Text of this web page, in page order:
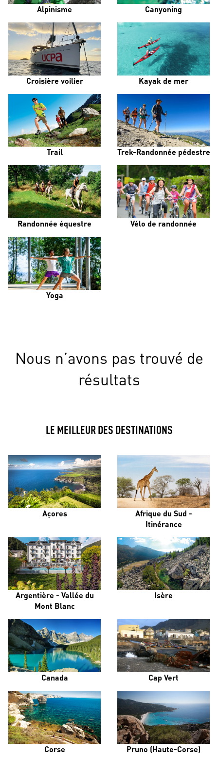
Alpinisme Canyoning
Croisière voilier Kayak de mer
Trail Trek-Randonnée pédestre
Randonnée équestre Vélo de randonnée
Yoga
Nous n’avons pas trouvé de
résultats
LE MEILLEUR DES DESTINATIONS
Açores
Afrique du Sud -
Itinérance
Argentière - Vallée du
Mont Blanc
Isère
Canada Cap Vert
Corse Pruno (Haute-Corse)